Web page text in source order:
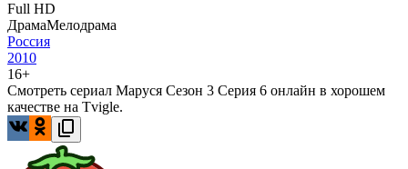
Full HD
ДрамаМелодрама
Россия
2010
16+
Смотреть сериал Маруся Сезон 3 Серия 6 онлайн в хорошем
качестве на Tvigle.